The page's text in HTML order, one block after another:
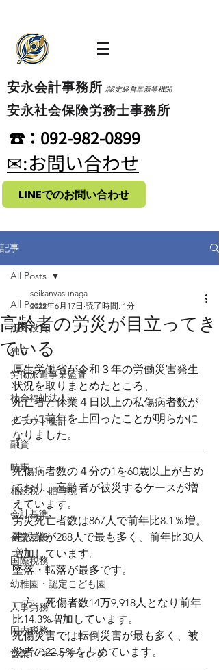
​安永会計事務所 /認定経営革新等機関
​安永社会保険労務士事務所
​☎：092-982-0899
​✉:お問い合わせ
LINEでのお問い合わせ
記事
All Posts
海外投資
独立
労働派遣事業監査
社会福祉法人
クラウド会計
融資
時事
相続税・贈与税
会計基準
企業支援
国際税務
幼稚園・認定こども園
人事労務
国内税務
営業・マーケティング
All Posts
高齢者の労災が目立ってき
ている
seikanyasunaga
2022年6月17日 読了時間: 1分
厚生労働省が令和３年の労働災害発生
状況を取りまとめたところ、
死亡者と休業４日以上の私傷病者数が
ともに前年を上回ったことが明らかに
なりました。
死傷病者数の４分の1を60歳以上が占め
ており、高齢者が被災するケースが増
えています。
労災死亡者数は867人で前年比8.1％増。
建設業が288人で最も多く、前年比30人
増加しています。
墜落・転落が最多です。
一方、死傷者数14万9,918人となり前年
比14.3%増加しています。
死傷災害では転倒災害が最も多く、被
災者の22.5％を占めています。